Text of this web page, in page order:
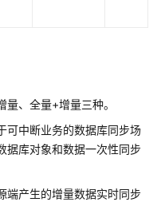
、全量+增量三种。
可中断业务的数据库同步场
据库对象和数据一次性同步
端产生的增量数据实时同步